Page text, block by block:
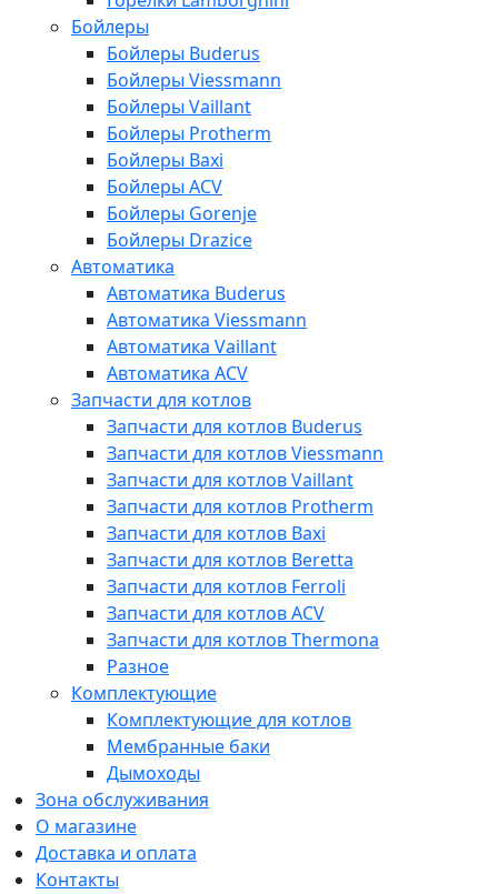
Бойлеры
Бойлеры Buderus
Бойлеры Viessmann
Бойлеры Vaillant
Бойлеры Protherm
Бойлеры Baxi
Бойлеры ACV
Бойлеры Gorenje
Бойлеры Drazice
Автоматика
Автоматика Buderus
Автоматика Viessmann
Автоматика Vaillant
Автоматика ACV
Запчасти для котлов
Запчасти для котлов Buderus
Запчасти для котлов Viessmann
Запчасти для котлов Vaillant
Запчасти для котлов Protherm
Запчасти для котлов Baxi
Запчасти для котлов Beretta
Запчасти для котлов Ferroli
Запчасти для котлов ACV
Запчасти для котлов Thermona
Разное
Комплектующие
Комплектующие для котлов
Мембранные баки
Дымоходы
Зона обслуживания
О магазине
Доставка и оплата
Контакты